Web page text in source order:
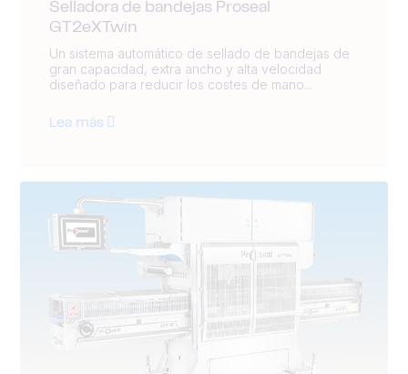
Selladora de bandejas Proseal
GT2eXTwin
Un sistema automático de sellado de bandejas de
gran capacidad, extra ancho y alta velocidad
diseñado para reducir los costes de mano...
Lea más